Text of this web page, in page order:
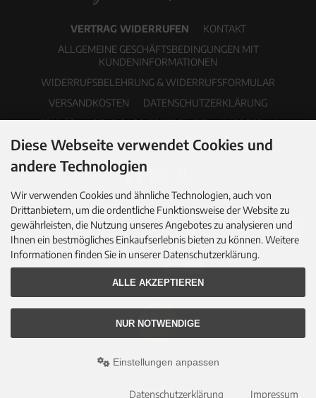
VERTRAG WIDERRUFEN
KONTAKT
ALLGEMEINE GESCHÄFTSBEDINGUNGEN MIT
KUNDENINFORMATIONEN
WIDERRUFSBELEHRUNG & WIDERRUFSFORMULAR
VERSANDKOSTEN
DATENSCHUTZERKLÄRUNG
ERKLÄRUNG ZUR BARRIEREFREIHEIT
IMPRESSUM
COOKIE EINSTELLUNGEN
PDF-KATALOG NEWSLETTER
© 2026 Hallingers Genuss Manufaktur GmbH • All rights reserved
Rehm Webdesign
Diese Webseite verwendet Cookies und
andere Technologien
Wir verwenden Cookies und ähnliche Technologien, auch von
Drittanbietern, um die ordentliche Funktionsweise der Website zu
gewährleisten, die Nutzung unseres Angebotes zu analysieren und
Ihnen ein bestmögliches Einkaufserlebnis bieten zu können. Weitere
Informationen finden Sie in unserer Datenschutzerklärung.
ALLE AKZEPTIEREN
NUR NOTWENDIGE
Einstellungen anpassen
Datenschutzerklärung Impressum